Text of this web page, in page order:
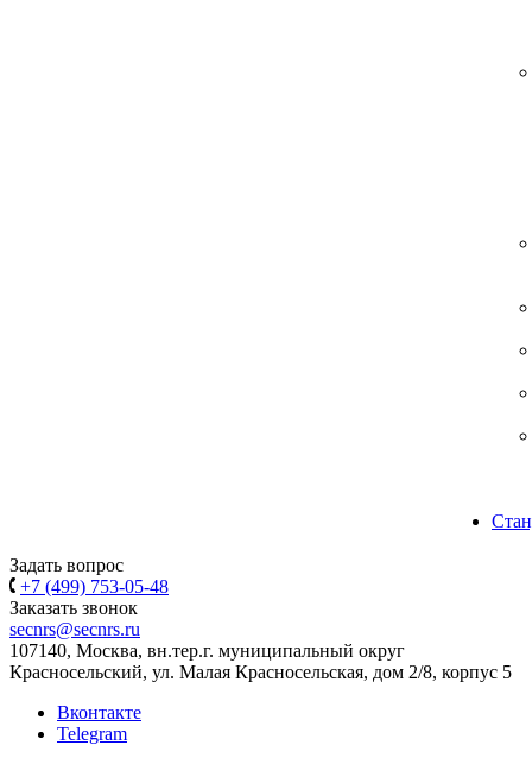
Задать вопрос
+7 (499) 753-05-48
Заказать звонок
secnrs@secnrs.ru
107140, Москва, вн.тер.г. муниципальный округ
Красносельский, ул. Малая Красносельская, дом 2/8, корпус 5
Вконтакте
Telegram